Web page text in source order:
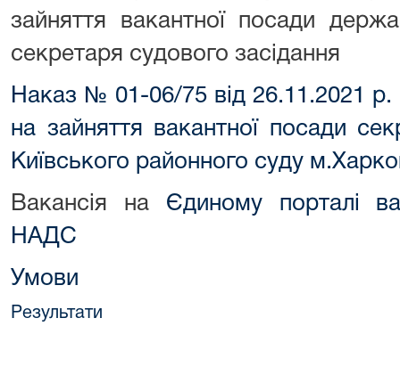
зайняття вакантної посади
секретаря судового засідання
Наказ № 01-06/75 від 26.11.2021
на зайняття вакантної посади
Київського районного суду
Вакансія на Єдиному порталі
НАДС
Умови
Результати